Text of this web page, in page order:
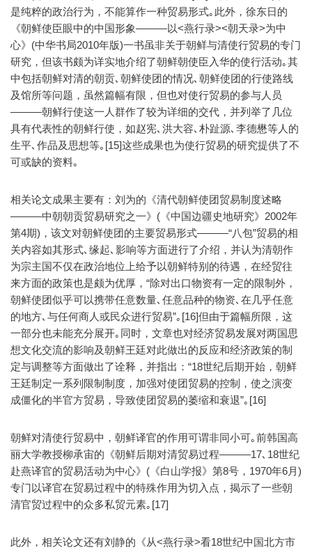
是纯粹的政治行为，不能算作一种贸易形式｡此外，徐东日的
《朝鲜使臣眼中的中国形象———以<燕行录><朝天录>为中
心》(中华书局2010年版)一书虽非关于朝鲜与清使行贸易的专门
研究，但该书颇为详实地介绍了朝鲜朝使臣入华的使行活动｡其
中包括朝鲜对清的朝贡､朝鲜使团的情况､朝鲜使团的行使路线
及馆所等问题，虽然篇幅有限，但也对使行贸易的参与人员
———朝鲜行使这一人群作了较为详细的交代，并列举了几位
具有代表性的朝鲜行使，如赵宪､洪大容､朴趾源､李德懋等人的
生平､作品及思想等｡[15]这些成果也为使行贸易的研究提供了不
可或缺的资料｡
相关论文成果主要有：刘为的《清代朝鲜使团贸易制度述略
———中朝朝贡贸易研究之一》(《中国边疆史地研究》2002年
第4期)，该文对朝鲜使团的主要贸易形式———“八包”贸易的相
关内容如其形式､缘起､影响等方面进行了介绍，并认为清朝作
为宗主国不仅在政治地位上给予以朝鲜特别的待遇，在经贸往
来方面的政策也是颇为优厚，“除对出口物资有一定的限制外，
朝鲜使团似乎可以携带任意数量､任意品种的物资､在几乎任意
的地方､与任何商人或民众进行贸易”｡[16]但由于篇幅所限，这
一部分也未能充分展开｡同时，文章也对经济贸易发展对两国思
想文化交流的影响及朝鲜王廷对此做出的反应和经济政策的制
定与调整等方面做出了诠释，并指出：“18世纪后期开始，朝鲜
王廷制定一系列限制制度，加强对使团贸易的控制，使之演变
成僵化的半官方贸易，导致使团贸易的萎缩和衰退”｡[16]
朝鲜对清使行贸易中，朝鲜译官的作用可谓非同小可｡前韩国高
丽大学教授柳承宙的《朝鲜后期对清贸易过程———17､18世纪
赴燕译官的贸易活动为中心》(《白山学报》第8号，1970年6月)
专门以译官在贸易过程中的特殊作用为切入点，揭示了一些朝
清官贸过程中的众多私贸元素｡[17]
此外，相关论文还有刘静的《从<燕行录>看18世纪中国北方市